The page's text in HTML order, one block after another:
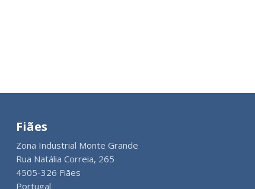
Fiães
Zona Industrial Monte Grande
Rua Natália Correia, 265
4505-326 Fiães
Portugal